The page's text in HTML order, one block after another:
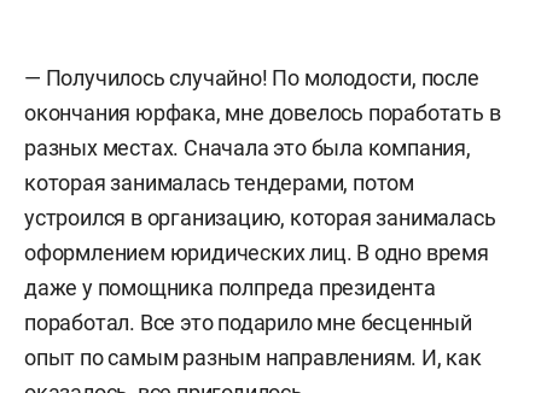
— Получилось случайно! По молодости, после
окончания юрфака, мне довелось поработать в
разных местах. Сначала это была компания,
которая занималась тендерами, потом
устроился ворганизацию, которая занималась
оформлением юридических лиц. В одно время
даже у помощника полпреда президента
поработал. Все это подарило мне бесценный
опыт по самым разным направлениям. И, как